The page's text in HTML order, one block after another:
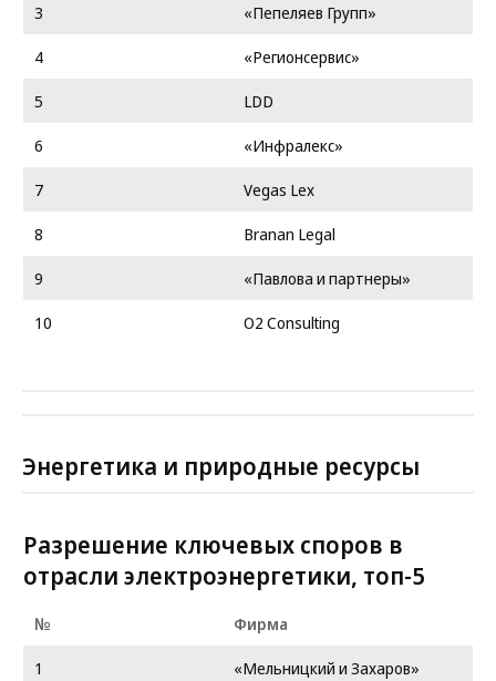
3
«Пепеляев Групп»
4
«Регионсервис»
5
LDD
6
«Инфралекс»
7
Vegas Lex
8
Branan Legal
9
«Павлова и партнеры»
10
O2 Consulting
Энергетика и природные ресурсы
Разрешение ключевых споров в
отрасли электроэнергетики, топ-5
№
Фирма
1
«Мельницкий и Захаров»